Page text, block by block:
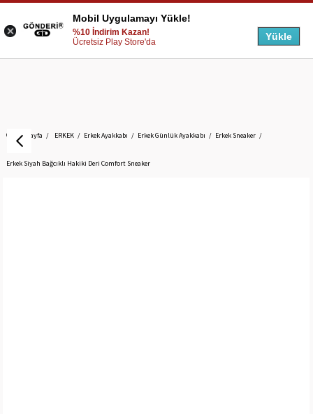
Anasayfa ERKEK Erkek Ayakkabı Erkek Günlük Ayakkabı Erkek Sneaker
Erkek Siyah Bağcıklı Hakiki Deri Comfort Sneaker
Mobil Uygulamayı Yükle!
%10 İndirim Kazan!
Ücretsiz Play Store'da
Yükle